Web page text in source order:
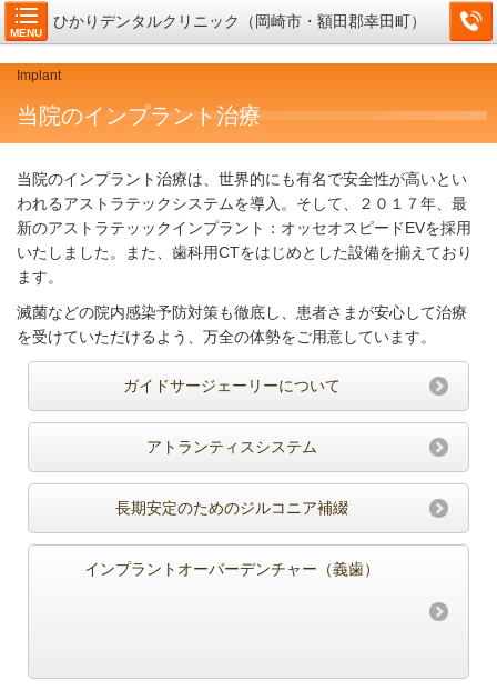
MENU
ひかりデンタルクリニック（岡崎市・額田郡幸田町）
Implant
当院のインプラント治療
当院のインプラント治療は、世界的にも有名で安全性が高いとい
われるアストラテックシステムを導入。そして、２０１７年、最
新のアストラテッックインプラント：オッセオスピードEVを採用
いたしました。また、歯科用CTをはじめとした設備を揃えており
ます。
滅菌などの院内感染予防対策も徹底し、患者さまが安心して治療
を受けていただけるよう、万全の体勢をご用意しています。
ガイドサージェーリーについて
アトランティスシステム
長期安定のためのジルコニア補綴
インプラントオーバーデンチャー（義歯）